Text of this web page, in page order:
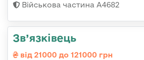
Військова частина А4682
Зв’язківець
від 21000 до 121000 грн